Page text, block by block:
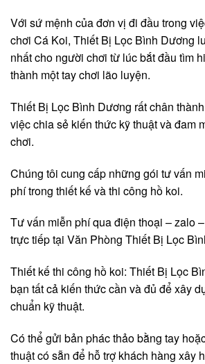
Với sứ mệnh của đơn vị đi đầu trong
chơi Cá Koi, Thiết Bị Lọc Bình Dương
nhất cho người chơi từ lúc bắt đầu tìm
thành một tay chơi lão luyện.
Thiết Bị Lọc Bình Dương rất chân
việc chia sẻ kiến thức kỹ thuật và đam
chơi.
Chúng tôi cung cấp những gói tư vấn
phí trong thiết kế và thi công hồ koi.
Tư vấn miễn phí qua điện thoại – zalo
trực tiếp tại Văn Phòng Thiết Bị Lọc
Thiết kế thi công hồ koi: Thiết Bị Lọc
bạn tất cả kiến thức cần và đủ để xây
chuẩn kỹ thuật.
Có thể gửi bản phác thảo bằng tay
thuật có sẵn để hỗ trợ khách hàng xây